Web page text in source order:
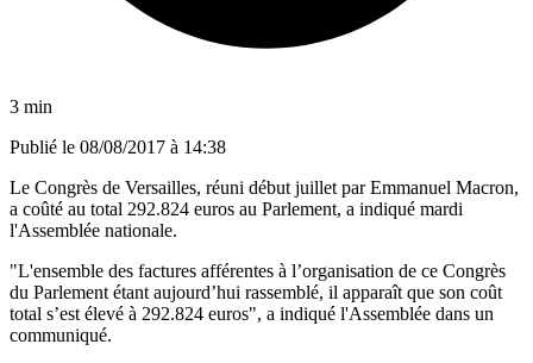
3 min
Publié le 08/08/2017 à 14:38
Le Congrès de Versailles, réuni début juillet par Emmanuel Macron,
a coûté au total 292.824 euros au Parlement, a indiqué mardi
l'Assemblée nationale.
"L'ensemble des factures afférentes à l’organisation de ce Congrès
du Parlement étant aujourd’hui rassemblé, il apparaît que son coût
total s’est élevé à 292.824 euros", a indiqué l'Assemblée dans un
communiqué.